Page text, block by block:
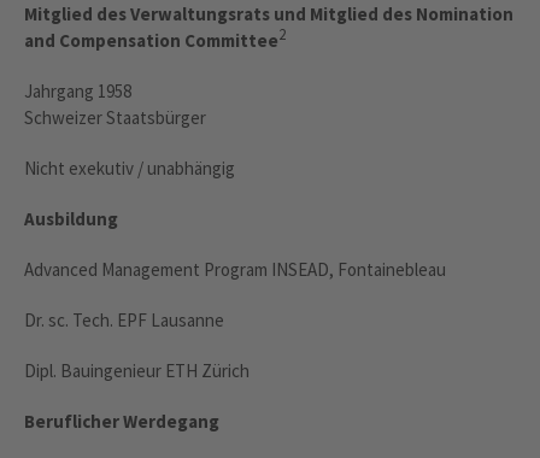
Mitglied des Verwaltungsrats und Mitglied des Nomination
and Compensation Committee2
Jahrgang 1958
Schweizer Staatsbürger
Nicht exekutiv / unabhängig
Ausbildung
Advanced Management Program INSEAD, Fontainebleau
Dr. sc. Tech. EPF Lausanne
Dipl. Bauingenieur ETH Zürich
Beruflicher Werdegang